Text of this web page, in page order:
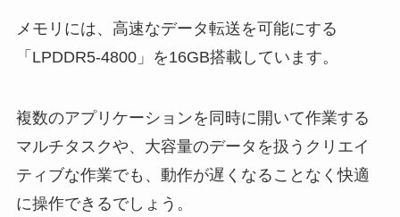
メモリには、高速なデータ転送を可能にする
「LPDDR5-4800」を16GB搭載しています。
複数のアプリケーションを同時に開いて作業する
マルチタスクや、大容量のデータを扱うクリエイ
ティブな作業でも、動作が遅くなることなく快適
に操作できるでしょう。